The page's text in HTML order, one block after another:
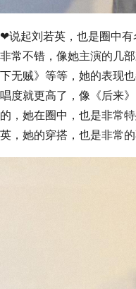
❤说起刘若英，也是圈中
非常不错，像她主演的几
下无贼》等等，她的表现
唱度就更高了，像《后来
的，她在圈中，也是非常
英，她的穿搭，也是非常的